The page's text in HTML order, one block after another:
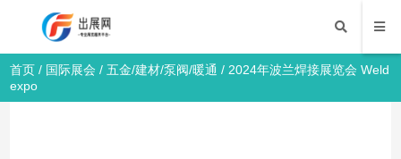
首页 / 国际展会 /五金/建材/泵阀/暖通 / 2024年波兰焊接展览会 Weld
expo